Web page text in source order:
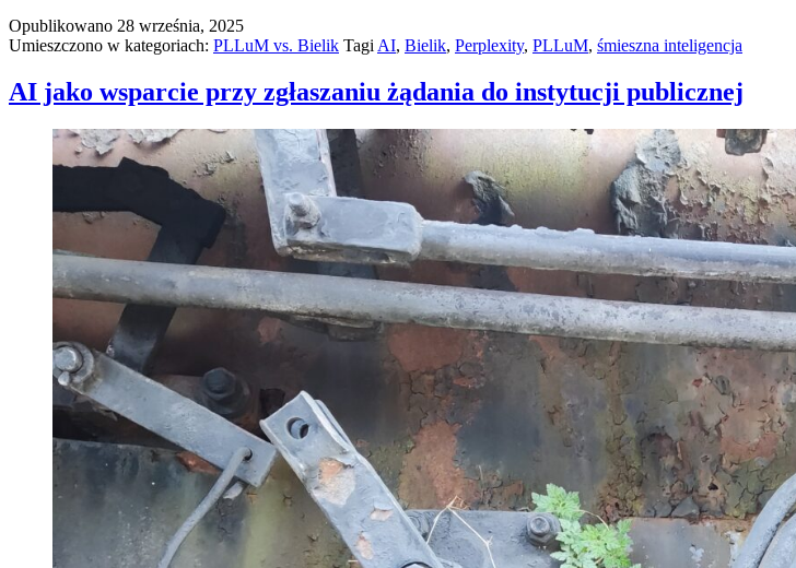
vs.
Pro
#3
Opublikowano 28 września, 2025
Umieszczono w kategoriach: PLLuM vs. Bielik Tagi AI, Bielik, Perplexity, PLLuM, śmieszna inteligencja
AI jako wsparcie przy zgłaszaniu żądania do instytucji publicznej